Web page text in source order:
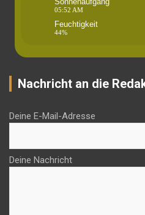
05:52 AM
Feuchtigkeit
44%
Nachricht an die
Deine E-Mail-Adresse
Deine Nachricht